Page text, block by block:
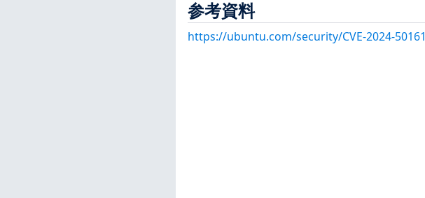
参考資料
https://ubuntu.com/security/CVE-2024-50161